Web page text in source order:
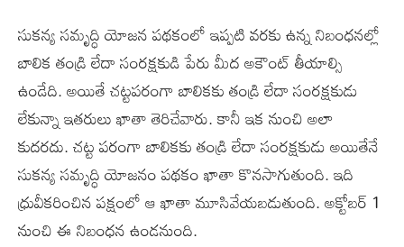
సుకన్య సమృద్ధి యోజన పథకంలో ఇప్పటి వరకు ఉన్న నిబంధనల్లో
బాలిక తండ్రి లేదా సంరక్షకుడి పేరు మీద అకౌంట్ తీయాల్సి
ఉండేది. అయితే చట్టపరంగా బాలికకు తండ్రి లేదా సంరక్షకుడు
లేకున్నా ఇతరులు ఖాతా తెరిచేవారు. కానీ ఇక నుంచి అలా
కుదరదు. చట్ట పరంగా బాలికకు తండ్రి లేదా సంరక్షకుడు అయితేనే
సుకన్య సమృద్ధి యోజనం పథకం ఖాతా కొనసాగుతుంది. ఇది
ధ్రువీకరించిన పక్షంలో ఆ ఖాతా మూసివేయబడుతుంది. అక్టోబర్ 1
నుంచి ఈ నిబంధన ఉండనుంది.